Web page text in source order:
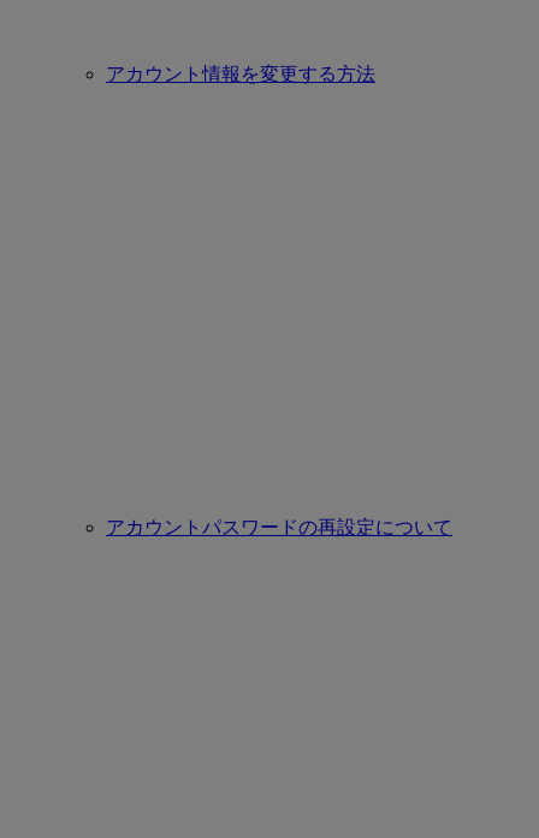
アカウント情報を変更する方法
アカウントパスワードの再設定について